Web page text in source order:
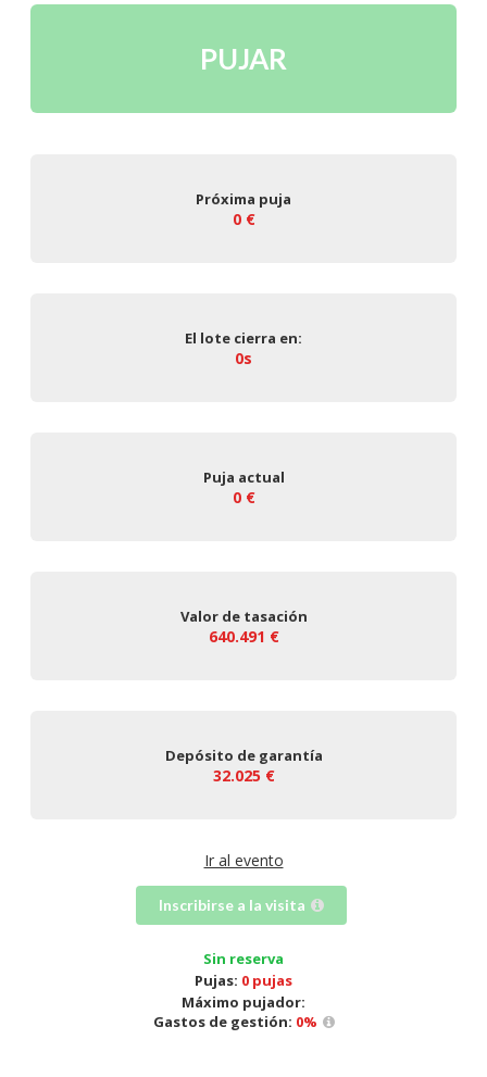
PUJAR
Próxima puja
0 €
El lote cierra en:
0s
Puja actual
0 €
Valor de tasación
640.491 €
Depósito de garantía
32.025 €
Ir al evento
Inscribirse a la visita
Sin reserva
Pujas: 0 pujas
Máximo pujador:
Gastos de gestión: 0%